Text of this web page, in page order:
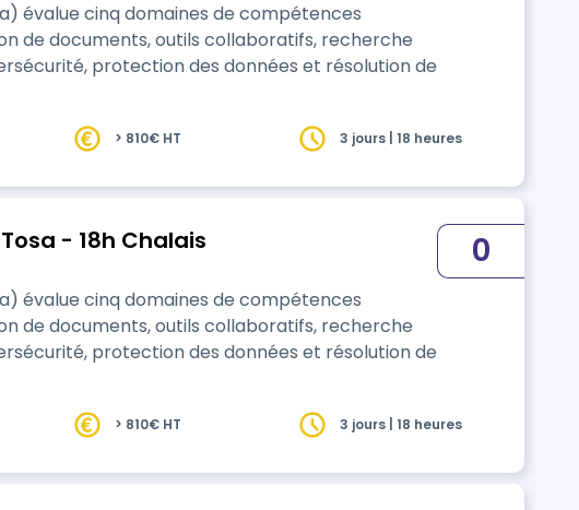
évalue cinq domaines de compétences
de documents, outils collaboratifs, recherche
protection des données et résolution de
> 810€ HT 3 jours | 18 heures
- 18h Chalais
évalue cinq domaines de compétences
de documents, outils collaboratifs, recherche
protection des données et résolution de
0
> 810€ HT 3 jours | 18 heures